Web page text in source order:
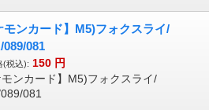
モンカード】M5)フォクスライ/
089/081
(税込): 150 円
モンカード】M5)フォクスライ/
081